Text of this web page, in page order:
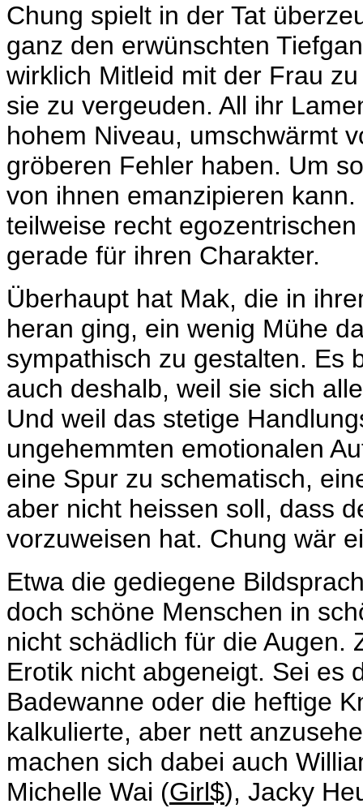
Chung spielt in der Tat
ganz den erwünschten
wirklich Mitleid mit der Frau
sie zu vergeuden. All ihr
hohem Niveau, umschwärmt
gröberen Fehler haben. Um
von ihnen emanzipieren
teilweise recht
gerade für ihren Charakter.
Überhaupt hat Mak, die in
heran ging, ein wenig Mühe
sympathisch zu gestalten. Es
auch deshalb, weil sie sich
Und weil das stetige
ungehemmten emotionalen
eine Spur zu schematisch,
aber nicht heissen soll, dass
vorzuweisen hat. Chung wär
Etwa die gediegene
doch schöne Menschen in
nicht schädlich für die Augen.
Erotik nicht abgeneigt. Sei es
Badewanne oder die heftige
kalkulierte, aber nett
machen sich dabei auch
Michelle Wai (Girl$), Jacky